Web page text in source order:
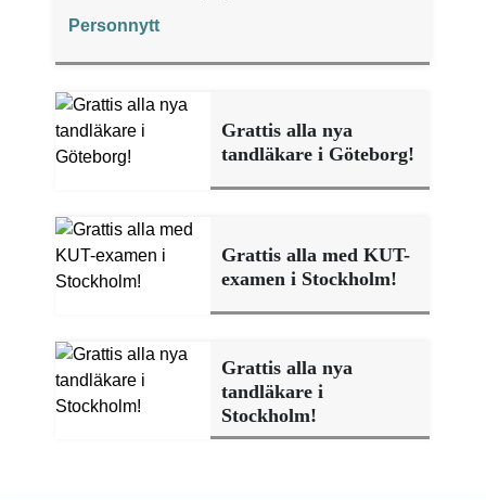
Personnytt
Grattis alla nya
tandläkare i Göteborg!
Grattis alla med KUT-
examen i Stockholm!
Grattis alla nya
tandläkare i
Stockholm!